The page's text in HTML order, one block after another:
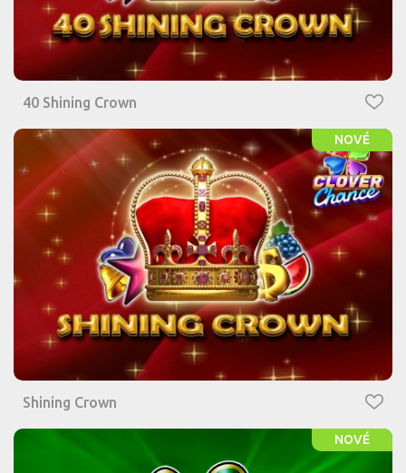
40 Shining Crown
Shining Crown
NOVÉ
NOVÉ